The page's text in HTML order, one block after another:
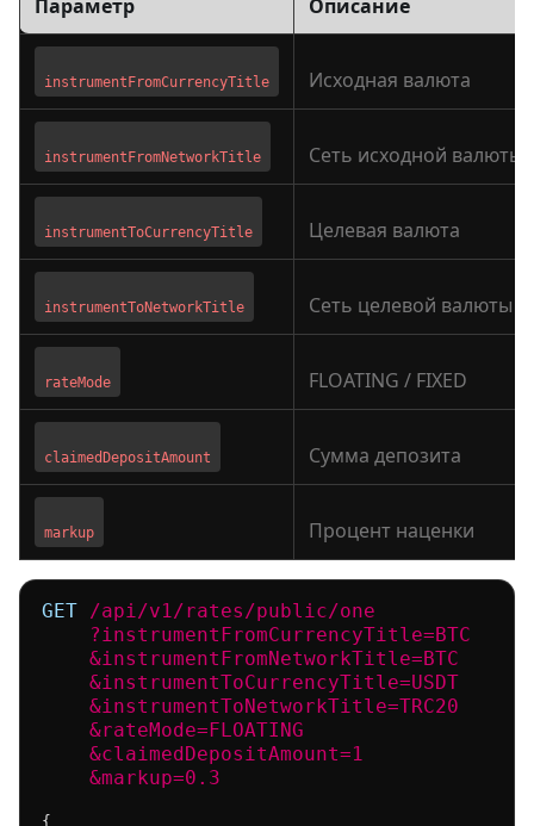
Параметр Описание
instrumentFromCurrencyTitle Исходная валюта
instrumentFromNetworkTitle Сеть исходной валюты
instrumentToCurrencyTitle Целевая валюта
instrumentToNetworkTitle Сеть целевой валюты
rateMode FLOATING / FIXED
claimedDepositAmount Сумма депозита
markup Процент наценки
GET /api/v1/rates/public/one
    ?instrumentFromCurrencyTitle=BTC
    &instrumentFromNetworkTitle=BTC
    &instrumentToCurrencyTitle=USDT
    &instrumentToNetworkTitle=TRC20
    &rateMode=FLOATING
    &claimedDepositAmount=1
    &markup=0.3
{